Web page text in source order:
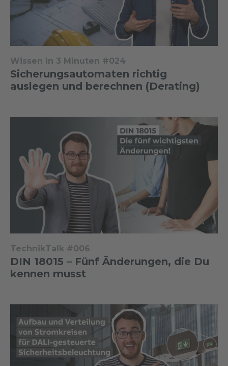
Wissen in 3 Minuten #024
Sicherungsautomaten richtig
auslegen und berechnen (Derating)
TechnikTalk #006
DIN 18015 – Fünf Änderungen, die Du
kennen musst